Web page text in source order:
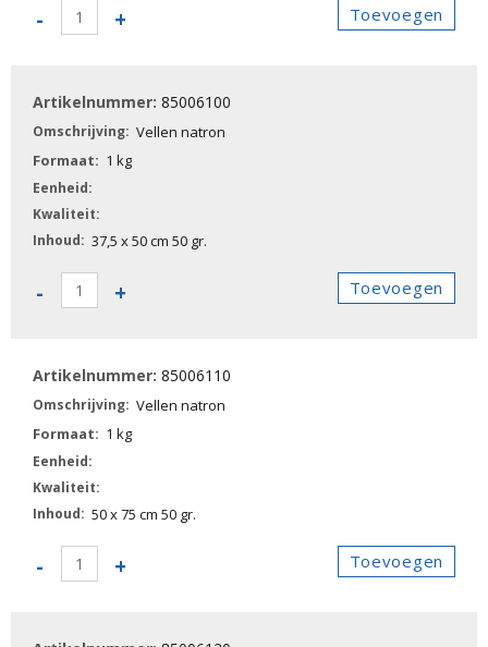
-
85006020
aantal
+ Toevoegen
85006100
Vellen natron
1 kg
37,5 x 50 cm 50 gr.
-
85006100
aantal
+ Toevoegen
85006110
Vellen natron
1 kg
50 x 75 cm 50 gr.
-
85006110
+ Toevoegen